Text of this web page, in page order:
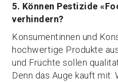
5. Können Pestizide
verhindern?
Konsumentinnen und
hochwertige Produkte
und Früchte sollen
Denn das Auge kauft mit: